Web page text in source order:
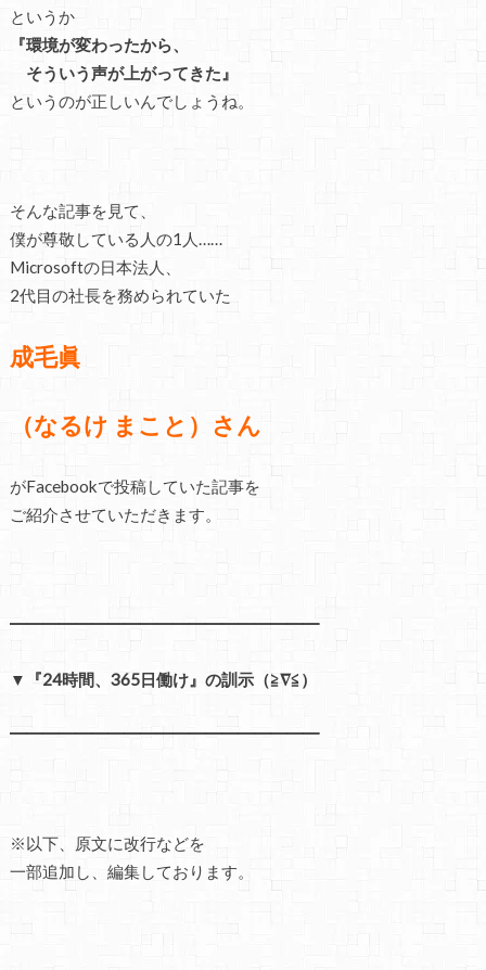
というか
『環境が変わったから、
そういう声が上がってきた』
というのが正しいんでしょうね。
そんな記事を見て、
僕が尊敬している人の1人……
Microsoftの日本法人、
2代目の社長を務められていた
成毛眞
（なるけ まこと）さん
がFacebookで投稿していた記事を
ご紹介させていただきます。
━━━━━━━━━━━━━━━━━━━
▼『24時間、365日働け』の訓示（≧∇≦）
━━━━━━━━━━━━━━━━━━━
※以下、原文に改行などを
一部追加し、編集しております。